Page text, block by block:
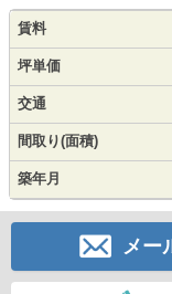
賃料
坪単価
交通
間取り(面積)
築年月
メー